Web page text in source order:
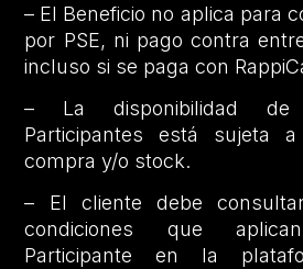
– El Beneficio no aplica para
por PSE, ni pago contra
incluso si se paga con
– La disponibilidad de
Participantes está sujeta
compra y/o stock.
– El cliente debe
condiciones que
Participante en la